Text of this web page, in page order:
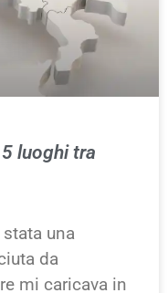
luoghi tra
stata una
da
mi caricava in